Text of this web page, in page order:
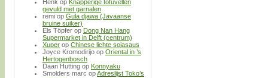
Henk op Knapperige tofuvellen
gevuld met garnalen
remi op Gula djawa (Javaanse
bruine suiker)
Els Töpfer op Dong Nan Hang
Supermarket in Delft (centrum)
Xuper op Chinese lichte sojasaus
Joyce Kromodirijo op Oriental in ’s
Hertogenbosch
Daan Hutting op Konnyaku
Smolders marc opAdreslijst Toko’s